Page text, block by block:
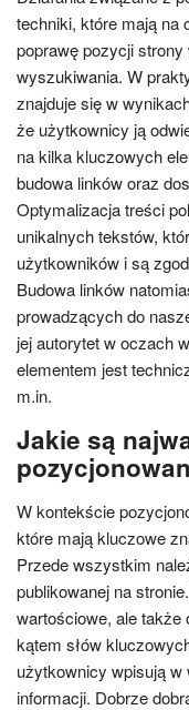
techniki, które mają na
poprawę pozycji
wyszukiwania. W
znajduje się w
że użytkownicy ją
na kilka kluczowych
budowa linków oraz
Optymalizacja treści
unikalnych tekstów,
użytkowników i są
Budowa linków
prowadzących do
jej autorytet w oczach
elementem jest
m.in.
Jakie są
W kontekście
które mają kluczowe
Przede wszystkim
publikowanej na
wartościowe, ale także
kątem słów
użytkownicy wpisują
informacji. Dobrze